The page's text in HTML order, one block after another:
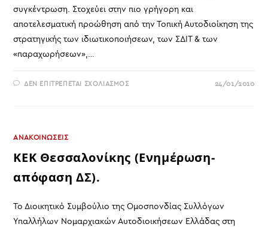
συγκέντρωση. Στοχεύει στην πιο γρήγορη και
αποτελεσματική προώθηση από την Τοπική Αυτοδιοίκηση της
στρατηγικής των ιδιωτικοποιήσεων, των ΣΔΙΤ & των
«παραχωρήσεων»,…
ΔΕΝ ΕΠΙΤΡΈΠΕΤΑΙ ΣΧΟΛΙΑΣΜΌΣΣΤΟ 24/01/2010
ΑΝΑΚΟΙΝΩΣΕΙΣ
ΚΕΚ Θεσσαλονίκης (Ενημέρωση-
απόφαση ΔΣ).
Το Διοικητικό Συμβούλιο της Ομοσπονδίας Συλλόγων
Υπαλλήλων Νομαρχιακών Αυτοδιοικήσεων Ελλάδας στη